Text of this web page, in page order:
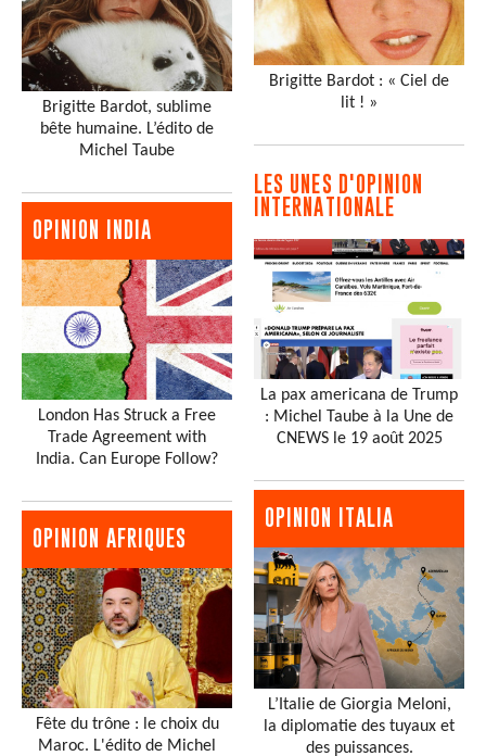
Brigitte Bardot, sublime
bête humaine. L’édito de
Michel Taube
OPINION INDIA
London Has Struck a Free
Trade Agreement with
India. Can Europe Follow?
OPINION AFRIQUES
Fête du trône : le choix du
Maroc. L'édito de Michel
Brigitte Bardot : « Ciel de
lit ! »
LES UNES D'OPINION
INTERNATIONALE
La pax americana de Trump
: Michel Taube à la Une de
CNEWS le 19 août 2025
OPINION ITALIA
L’Italie de Giorgia Meloni,
la diplomatie des tuyaux et
des puissances.